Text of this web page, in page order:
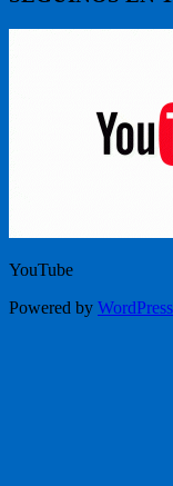
YouTube
Powered by WordPress